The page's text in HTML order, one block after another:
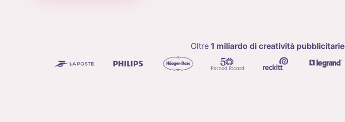
Oltre 1 miliardo di creatività pubblicitarie